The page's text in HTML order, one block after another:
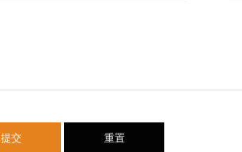
提交 重置